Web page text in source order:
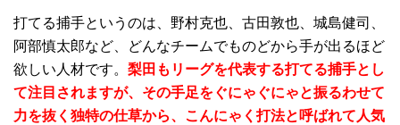
打てる捕手というのは、野村克也、古田敦也、城島健司、
阿部慎太郎など、どんなチームでものどから手が出るほど
欲しい人材です。 梨田もリーグを代表する打てる捕手とし
て注目されますが、その手足をぐにゃぐにゃと振るわせて
力を抜く独特の仕草から、こんにゃく打法と呼ばれて人気